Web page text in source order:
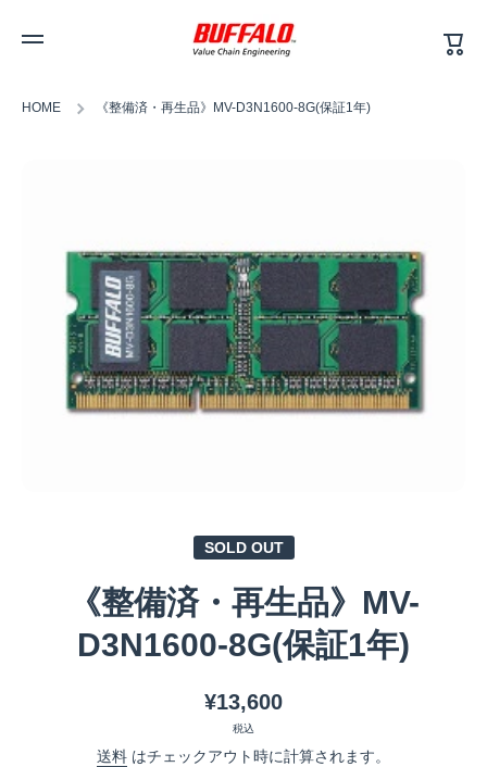
ー
ト
HOME 《整備済・再生品》MV-D3N1600-8G(保証1年)
SOLD OUT
《整備済・再生品》MV-
D3N1600-8G(保証1年)
¥13,600
税込
送料 はチェックアウト時に計算されます。